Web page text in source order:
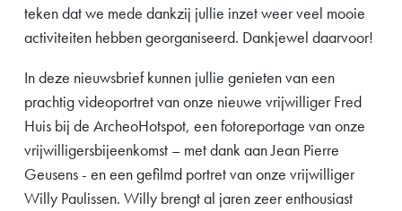
teken dat we mede dankzij jullie inzet weer veel mooie
activiteiten hebben georganiseerd. Dankjewel daarvoor!
In deze nieuwsbrief kunnen jullie genieten van een
prachtig videoportret van onze nieuwe vrijwilliger Fred
Huis bij de ArcheoHotspot, een fotoreportage van onze
vrijwilligersbijeenkomst – met dank aan Jean Pierre
Geusens - en een gefilmd portret van onze vrijwilliger
Willy Paulissen. Willy brengt al jaren zeer enthousiast